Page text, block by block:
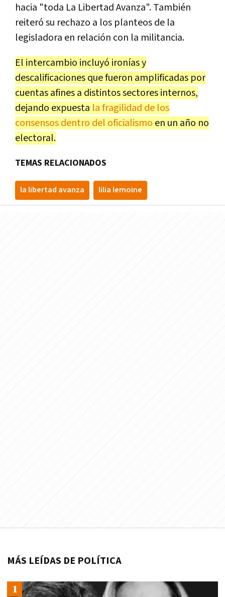
hacia "toda La Libertad Avanza". También
reiteró su rechazo a los planteos de la
legisladora en relación con la militancia.
El intercambio incluyó ironías y
descalificaciones que fueron amplificadas por
cuentas afines a distintos sectores internos,
dejando expuesta la fragilidad de los
consensos dentro del oficialismo en un año no
electoral.
TEMAS RELACIONADOS
la libertad avanza lilia lemoine
MÁS LEÍDAS DE POLÍTICA